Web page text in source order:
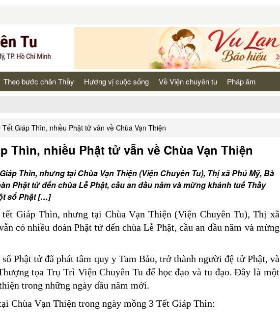
Theo bước chân Thầy Hương vị cuộc sống Về Viện chuyên tu Pháp âm
Tết Giáp Thìn, nhiều Phật tử vẫn về Chùa Vạn Thiện
Thìn, nhiều Phật tử vẫn về Chùa Vạn Thiện
Thìn, nhưng tại Chùa Vạn Thiện (Viện Chuyên Tu), Thị xã Phú Mỹ, Bà
Phật tử đến chùa Lễ Phật, cầu an đầu năm và mừng khánh tuế Thầy
số Phật […]
Giáp Thìn, nhưng tại Chùa Vạn Thiện (Viện Chuyên Tu), Thị xã
có nhiều đoàn Phật tử đến chùa Lễ Phật, cầu an đầu năm và mừng
Phật tử đã phát tâm quy y Tam Bảo, trở thành người đệ tử Phật, và
tọa Trụ Trì Viện Chuyên Tu để học đạo và tu đạo. Đây là một
trong những ngày đầu năm mới.
Chùa Vạn Thiện trong ngày mồng 3 Tết Giáp Thìn: